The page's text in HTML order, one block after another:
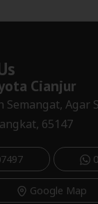
Cianjur
Semangat, Agar
65147
Google Map